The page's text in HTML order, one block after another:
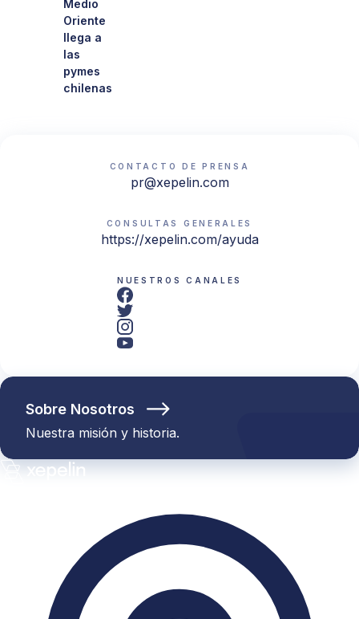
Medio
Oriente
llega a
las
pymes
chilenas
CONTACTO DE PRENSA
pr@xepelin.com
CONSULTAS GENERALES
https://xepelin.com/ayuda
NUESTROS CANALES
Sobre Nosotros
Nuestra misión y historia.